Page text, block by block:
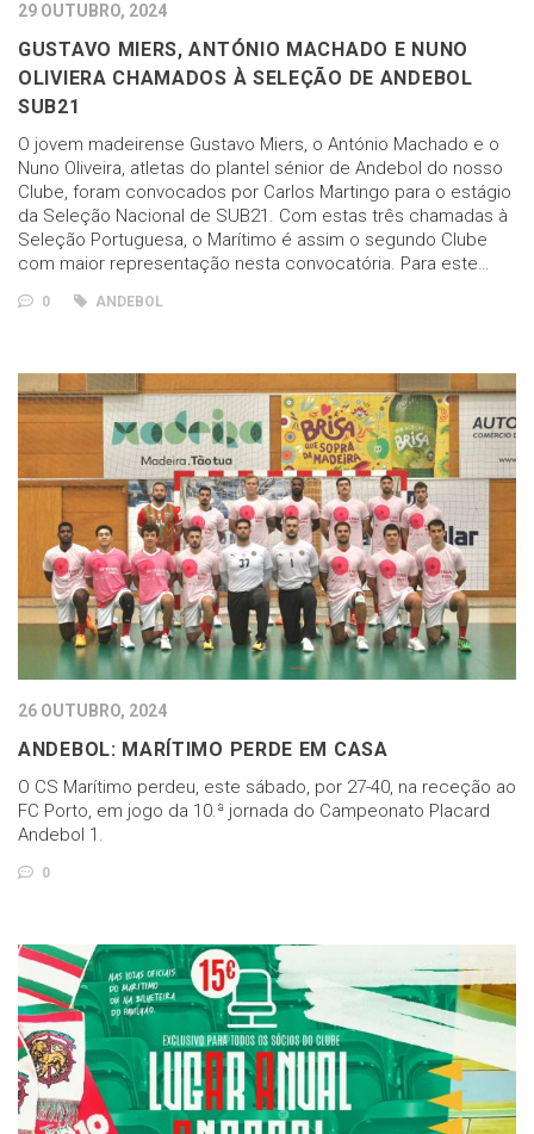
29 OUTUBRO, 2024
GUSTAVO MIERS, ANTÓNIO MACHADO E NUNO
OLIVIERA CHAMADOS À SELEÇÃO DE ANDEBOL
SUB21
O jovem madeirense Gustavo Miers, o António Machado e o
Nuno Oliveira, atletas do plantel sénior de Andebol do nosso
Clube, foram convocados por Carlos Martingo para o estágio
da Seleção Nacional de SUB21. Com estas três chamadas à
Seleção Portuguesa, o Marítimo é assim o segundo Clube
com maior representação nesta convocatória. Para este…
0 ANDEBOL
26 OUTUBRO, 2024
ANDEBOL: MARÍTIMO PERDE EM CASA
O CS Marítimo perdeu, este sábado, por 27-40, na receção ao
FC Porto, em jogo da 10.ª jornada do Campeonato Placard
Andebol 1.
0